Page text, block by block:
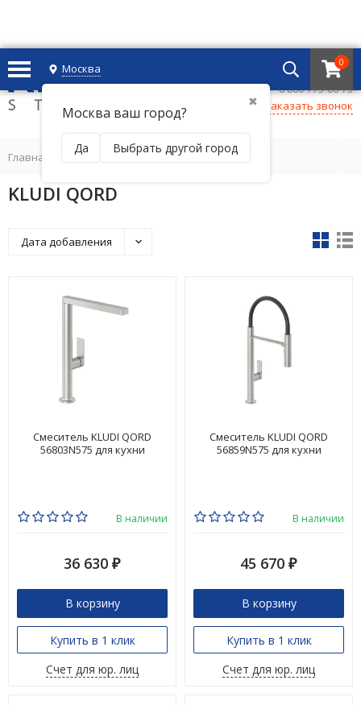
Москва
✖
Москва ваш город?
Да Выбрать другой город
0
+7 495 221 69 55
8 800-775-06-73
Заказать звонок
Главная
KLUDI QORD
Дата добавления
Смеситель KLUDI QORD
56803N575 для кухни
В наличии
36 630 ₽
В корзину
Купить в 1 клик
Счет для юр. лиц
Смеситель KLUDI QORD
56859N575 для кухни
В наличии
45 670 ₽
В корзину
Купить в 1 клик
Счет для юр. лиц